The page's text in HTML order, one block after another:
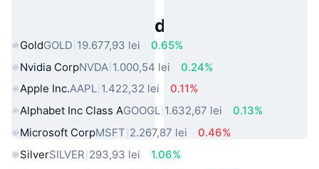
Active Populare din Lumea Reală
GoldGOLD 19.677,93 lei
0.65%
Nvidia CorpNVDA 1.000,54 lei
0.24%
Apple Inc.AAPL 1.422,32 lei
0.11%
Alphabet Inc Class AGOOGL 1.632,67 lei
0.13%
Microsoft CorpMSFT 2.267,87 lei
0.46%
SilverSILVER 293,93 lei
1.06%